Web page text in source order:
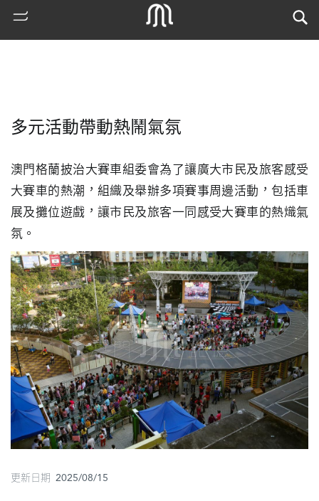
熱
搜
索
多元活動帶動熱鬧氣氛
澳門格蘭披治大賽車組委會為了讓廣大市民及旅客感受
大賽車的熱潮，組織及舉辦多項賽事周邊活動，包括車
展及攤位遊戲，讓市民及旅客一同感受大賽車的熱熾氣
氛。
更新日期 2025/08/15